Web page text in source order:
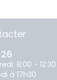
8:00 - 12:30
à 17h30